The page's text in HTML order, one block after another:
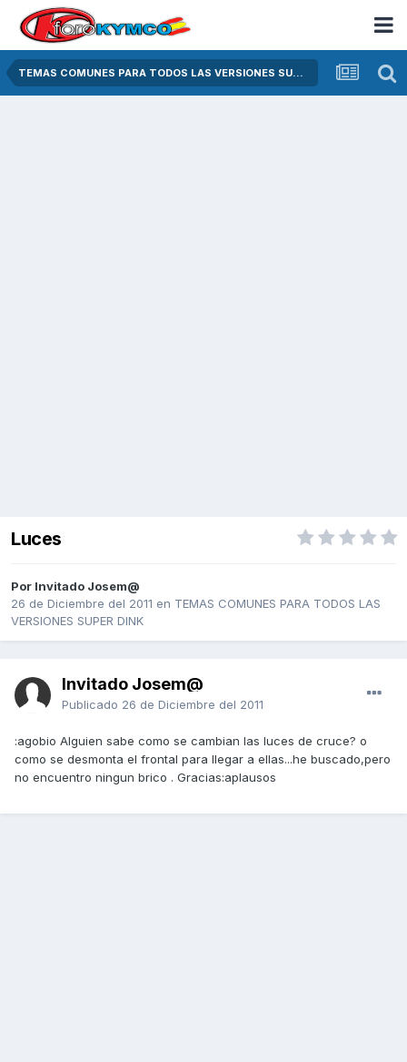
TEMAS COMUNES PARA TODOS LAS VERSIONES SUPER DINK
Luces
Por Invitado Josem@
26 de Diciembre del 2011 en TEMAS COMUNES PARA TODOS LAS
VERSIONES SUPER DINK
Invitado Josem@
Publicado 26 de Diciembre del 2011
:agobio Alguien sabe como se cambian las luces de cruce? o
como se desmonta el frontal para llegar a ellas...he buscado,pero
no encuentro ningun brico . Gracias:aplausos